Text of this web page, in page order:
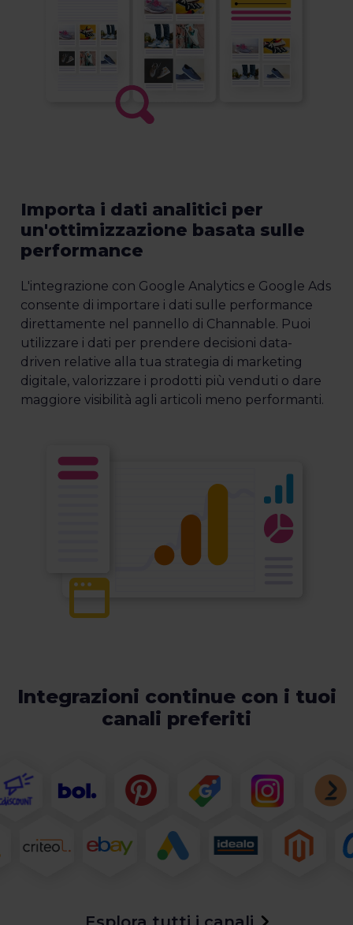
Importa i dati analitici per
un'ottimizzazione basata sulle
performance
L'integrazione con Google Analytics e Google Ads
consente di importare i dati sulle performance
direttamente nel pannello di Channable. Puoi
utilizzare i dati per prendere decisioni data-
driven relative alla tua strategia di marketing
digitale, valorizzare i prodotti più venduti o dare
maggiore visibilità agli articoli meno performanti.
Integrazioni continue con i tuoi
canali preferiti